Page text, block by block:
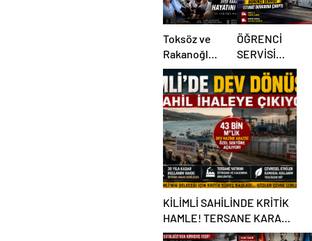
Toksöz ve
Rakanoğlu
Ailelerinin
Acı Günü
ÖĞRENCİ
SERVİSİ
İSTİNAT
DUVARINA
ÇARPTI
KİLİMLİ SAHİLİNDE KRİTİK
HAMLE! TERSANE KARARI
TARTIŞMA BAŞLATTI